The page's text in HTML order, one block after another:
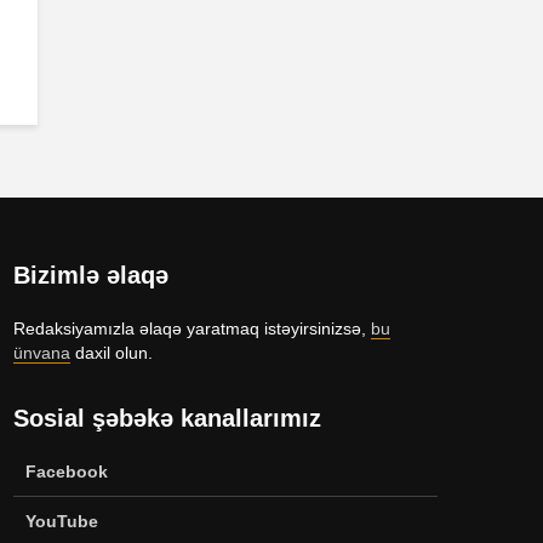
Bizimlə əlaqə
Redaksiyamızla əlaqə yaratmaq istəyirsinizsə, bu
ünvana daxil olun.
Sosial şəbəkə kanallarımız
Facebook
YouTube